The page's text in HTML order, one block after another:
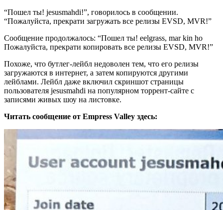
“Пошел ты! jesusmahdi!”, говорилось в сообщении.
“Пожалуйста, прекрати загружать все релизы EVSD, MVR!”
Сообщение продолжалось: “Пошел ты! eelgrass, mar kin ho
Пожалуйста, прекрати копировать все релизы EVSD, MVR!”
Похоже, что бутлег-лейбл недоволен тем, что его релизы
загружаются в интернет, а затем копируются другими
лейблами. Лейбл даже включил скриншот страницы
пользователя jesusmahdi на популярном торрент-сайте с
записями живых шоу на листовке.
Читать сообщение от Empress Valley здесь: